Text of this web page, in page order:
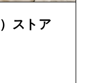
ストア